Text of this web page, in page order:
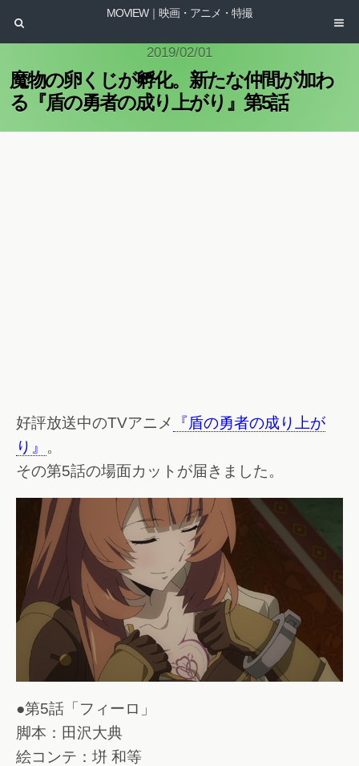
MOVIEW｜映画・アニメ・特撮
2019/02/01
魔物の卵くじが孵化。新たな仲間が加わ
る『盾の勇者の成り上がり』第5話
好評放送中のTVアニメ
『盾の勇者の成り上が
り』 。
その第5話の場面カットが届きました。
●第5話「フィーロ」
脚本：田沢大典
絵コンテ：垪 和等